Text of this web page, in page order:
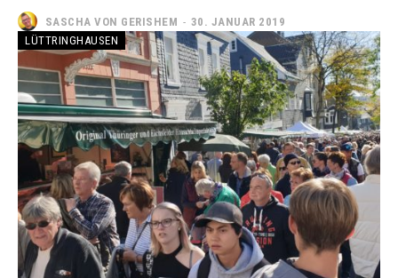
SASCHA VON GERISHEM - 30. JANUAR 2019
LÜTTRINGHAUSEN